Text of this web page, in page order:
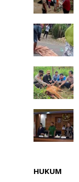
HUKUM